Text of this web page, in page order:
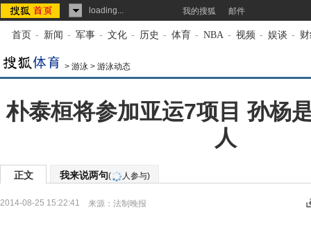
loading... 我的搜狐 邮件
首页 - 新闻 - 军事 - 文化 - 历史 - 体育 - NBA - 视频 - 娱谈 -
> 游泳 > 游泳动态
朴泰桓将参加亚运7项目 孙杨
人
正文 我来说两句( 人参与)
2014-08-25 15:22:41 来源： 法制晚报